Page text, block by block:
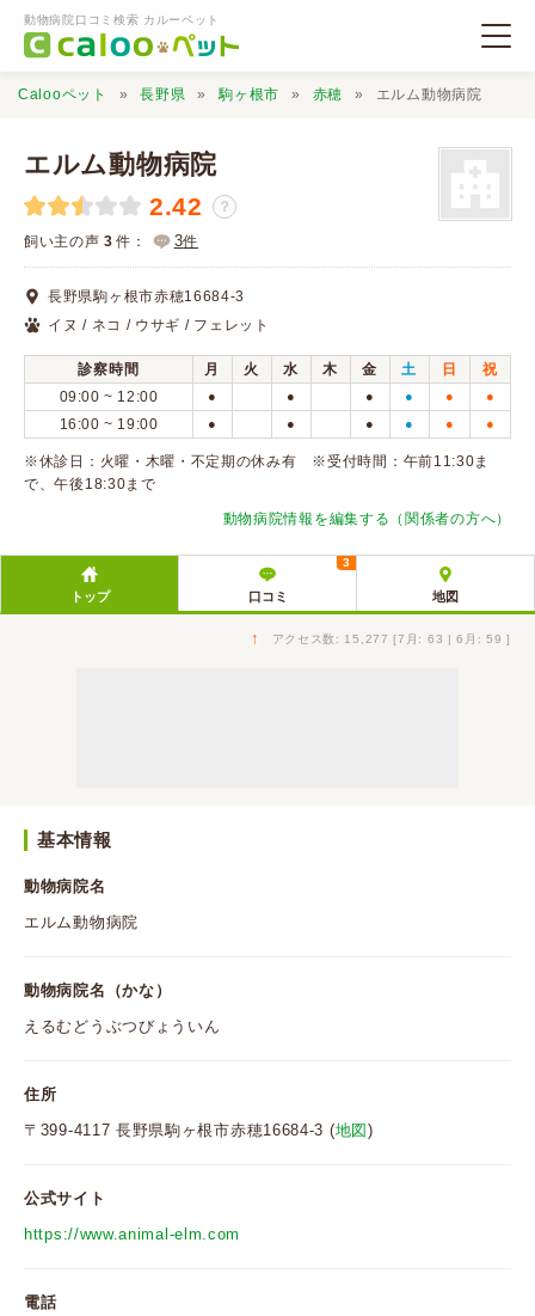
動物病院口コミ検索 カルーペット
動物病院検索
口コミ検索
Calooペットとは？
口コミ投稿
Calooペット 長野県 駒ヶ根市 赤穂 エルム動物病院
エルム動物病院
2.42 ？
飼い主の声 3 件： 3件
長野県駒ヶ根市赤穂16684-3
イヌ / ネコ / ウサギ / フェレット
診察時間 月 火 水 木 金 土 日
祝
09:00 ~ 12:00
● ● ● ● ● ●
16:00 ~ 19:00 ● ● ● ● ● ●
※休診日：火曜・木曜・不定期の休み有 ※受付時間：午前11:30ま
で、午後18:30まで
動物病院情報を編集する（関係者の方へ）
トップ 口コミ
3
地図
↑ アクセス数: 15,277 [7月: 63 | 6月: 59 ]
基本情報
動物病院名
エルム動物病院
動物病院名（かな）
えるむどうぶつびょういん
住所
〒399-4117 長野県駒ヶ根市赤穂16684-3 (地図)
公式サイト
https://www.animal-elm.com
電話